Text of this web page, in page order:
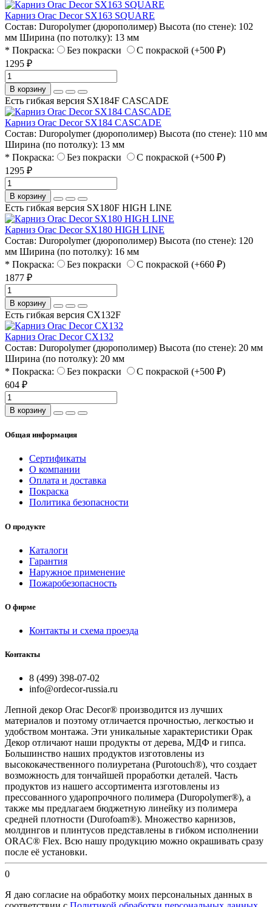
Карниз Orac Decor SX163 SQUARE
Состав: Duropolymer (дюрополимер) Высота (по стене): 102
мм Ширина (по потолку): 13 мм
* Покраска:
Без покраски
С покраской (+500 ₽)
1295 ₽
В корзину
Есть гибкая версия SX184F CASCADE
Карниз Orac Decor SX184 CASCADE
Состав: Duropolymer (дюрополимер) Высота (по стене): 110 мм
Ширина (по потолку): 13 мм
* Покраска:
Без покраски
С покраской (+500 ₽)
1295 ₽
В корзину
Есть гибкая версия SX180F HIGH LINE
Карниз Orac Decor SX180 HIGH LINE
Состав: Duropolymer (дюрополимер) Высота (по стене): 120
мм Ширина (по потолку): 16 мм
* Покраска:
Без покраски
С покраской (+660 ₽)
1877 ₽
В корзину
Есть гибкая версия CX132F
Карниз Orac Decor CX132
Состав: Duropolymer (дюрополимер) Высота (по стене): 20 мм
Ширина (по потолку): 20 мм
* Покраска:
Без покраски
С покраской (+500 ₽)
604 ₽
В корзину
Общая информация
Сертификаты
О компании
Оплата и доставка
Покраска
Политика безопасности
О продукте
Каталоги
Гарантия
Наружное применение
Пожаробезопасность
О фирме
Контакты и схема проезда
Контакты
8 (499) 398-07-02
info@ordecor-russia.ru
Лепной декор Orac Decor® производится из лучших
материалов и поэтому отличается прочностью, легкостью и
удобством монтажа. Эти уникальные характеристики Орак
Декор отличают наши продукты от дерева, МДФ и гипса.
Большинство наших продуктов изготовлены из
высококачественного полиуретана (Purotouch®), что создает
возможность для тончайшей проработки деталей. Часть
продуктов из нашего ассортимента изготовлены из
прессованного ударопрочного полимера (Duropolymer®), а
также мы предлагаем бюджетную линейку из полимера
средней плотности (Durofoam®). Множество карнизов,
молдингов и плинтусов представлены в гибком исполнении
ORAC® Flex. Всю нашу продукцию можно окрашивать сразу
после её установки.
0
Я даю согласие на обработку моих персональных данных в